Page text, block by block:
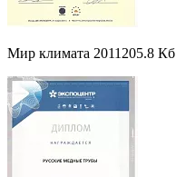
Мир климата 2011 205.8 Кб